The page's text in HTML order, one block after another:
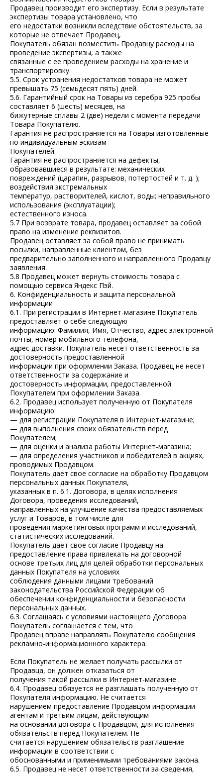
Продавец производит его экспертизу. Если в результате
экспертизы товара установлено, что
его недостатки возникли вследствие обстоятельств, за
которые не отвечает Продавец,
Покупатель обязан возместить Продавцу расходы на
проведение экспертизы, а также
связанные с ее проведением расходы на хранение и
транспортировку.
5.5. Срок устранения недостатков товара не может
превышать 75 (семьдесят пять) дней.
5.6. Гарантийный срок на Товары из серебра 925 пробы
составляет 6 (шесть) месяцев, на
бижутерные сплавы 2 (две) недели с момента передачи
Товара Покупателю.
Гарантия не распространяется на Товары изготовленные
по индивидуальным эскизам
Покупателей.
Гарантия не распространяется на дефекты,
образовавшиеся в результате: механических
повреждений (царапин, разрывов, потертостей и т. д. );
воздействия экстремальных
температур, растворителей, кислот, воды; неправильного
использования (эксплуатации);
естественного износа.
5.7 При возврате товара, продавец оставляет за собой
право на изменение реквизитов.
Продавец оставляет за собой право не принимать
посылки, направленные клиентом, без
предварительно заполненного и направленного Продавцу
заявления.
5.8 Продавец может вернуть стоимость товара с
помощью сервиса Яндекс Пэй.
6. Конфиденциальность и защита персональной
информации
6.1. При регистрации в Интернет-магазине Покупатель
предоставляет о себе следующую
информацию: Фамилия, Имя, Отчество, адрес электронной
почты, номер мобильного телефона,
адрес доставки. Покупатель несёт ответственность за
достоверность предоставленной
информации при оформлении Заказа. Продавец не несет
ответственности за содержание и
достоверность информации, предоставленной
Покупателем при оформлении Заказа.
6.2. Продавец использует полученную от Покупателя
информацию:
— для регистрации Покупателя в Интернет-магазине;
— для выполнения своих обязательств перед
Покупателем;
— для оценки и анализа работы Интернет-магазина;
— для определения участников и победителей в акциях,
проводимых Продавцом.
Покупатель дает свое согласие на обработку Продавцом
персональных данных Покупателя,
указанных в п. 6.1. Договора, в целях исполнения
Договора, проведения исследований,
направленных на улучшение качества предоставляемых
услуг и Товаров, в том числе для
проведения маркетинговых программ и исследований,
статистических исследований.
Покупатель дает свое согласие Продавцу на
предоставление права привлекать на договорной
основе третьих лиц для целей обработки персональных
данных Покупателя на условиях
соблюдения данными лицами требований
законодательства Российской Федерации об
обеспечении конфиденциальности и безопасности
персональных данных.
6.3. Соглашаясь с условиями настоящего Договора
Покупатель соглашается с тем, что
Продавец вправе направлять Покупателю сообщения
рекламно-информационного характера.
Если Покупатель не желает получать рассылки от
Продавца, он должен отказаться от
получения такой рассылки в Интернет-магазине .
6.4. Продавец обязуется не разглашать полученную от
Покупателя информацию. Не считается
нарушением предоставление Продавцом информации
агентам и третьим лицам, действующим
на основании договора с Продавцом, для исполнения
обязательств перед Покупателем. Не
считается нарушением обязательств разглашение
информации в соответствии с
обоснованными и применимыми требованиями закона.
6.5. Продавец не несет ответственности за сведения,
Примеры
Отзывы
Этапы